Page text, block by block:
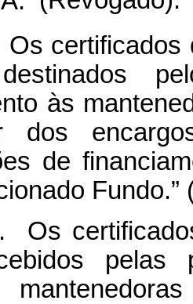
certificados
às
dos
de
Fundo.”
Os
pelas